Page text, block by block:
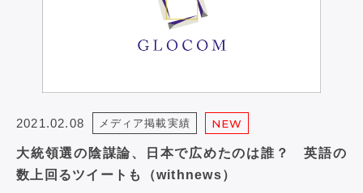
2021.02.08 メディア掲載実績 NEW
大統領選の陰謀論、日本で広めたのは誰？ 英語の
数上回るツイートも（withnews）